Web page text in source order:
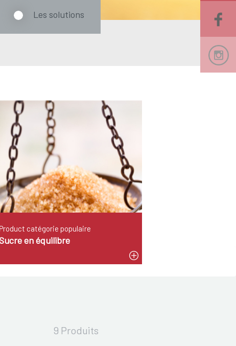
Les solutions
catégorie populaire
en équilibre
9 Produits